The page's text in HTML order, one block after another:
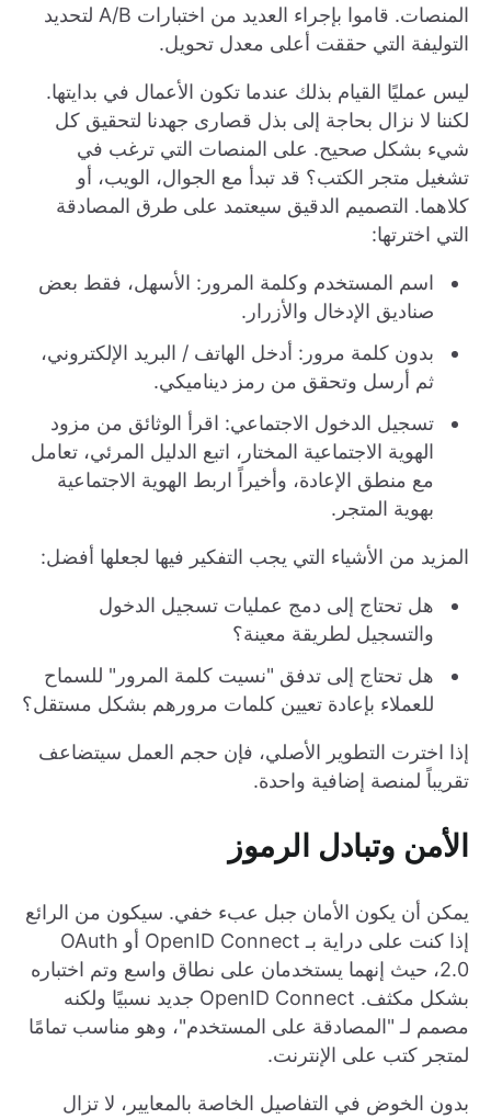
المنصات. قاموا بإجراء العديد من اختبارات A/B لتحديد
التوليفة التي حققت أعلى معدل تحويل.
ليس عمليًا القيام بذلك عندما تكون الأعمال في بدايتها.
لكننا لا نزال بحاجة إلى بذل قصارى جهدنا لتحقيق كل
شيء بشكل صحيح. على المنصات التي ترغب في
تشغيل متجر الكتب؟ قد تبدأ مع الجوال، الويب، أو
كلاهما. التصميم الدقيق سيعتمد على طرق المصادقة
التي اخترتها:
اسم المستخدم وكلمة المرور: الأسهل، فقط بعض
صناديق الإدخال والأزرار.
بدون كلمة مرور: أدخل الهاتف / البريد الإلكتروني،
ثم أرسل وتحقق من رمز ديناميكي.
تسجيل الدخول الاجتماعي: اقرأ الوثائق من مزود
الهوية الاجتماعية المختار، اتبع الدليل المرئي، تعامل
مع منطق الإعادة، وأخيراً اربط الهوية الاجتماعية
بهوية المتجر.
المزيد من الأشياء التي يجب التفكير فيها لجعلها أفضل:
هل تحتاج إلى دمج عمليات تسجيل الدخول
والتسجيل لطريقة معينة؟
هل تحتاج إلى تدفق "نسيت كلمة المرور" للسماح
للعملاء بإعادة تعيين كلمات مرورهم بشكل مستقل؟
إذا اخترت التطوير الأصلي، فإن حجم العمل سيتضاعف
تقريباً لمنصة إضافية واحدة.
الأمن وتبادل الرموز
يمكن أن يكون الأمان جبل عبء خفي. سيكون من الرائع
إذا كنت على دراية بـ OpenID Connect أو OAuth
2.0، حيث إنهما يستخدمان على نطاق واسع وتم اختباره
بشكل مكثف. OpenID Connect جديد نسبيًا ولكنه
مصمم لـ "المصادقة على المستخدم"، وهو مناسب تمامًا
لمتجر كتب على الإنترنت.
بدون الخوض في التفاصيل الخاصة بالمعايير، لا تزال